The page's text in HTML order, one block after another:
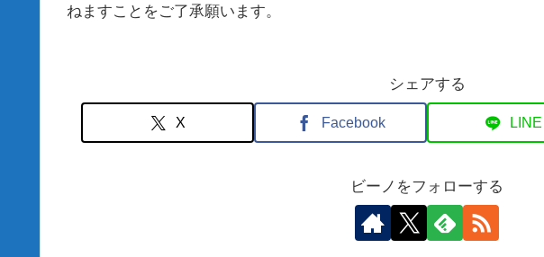
ねますことをご了承願います。
シェアする
X Facebook LINE
ビーノをフォローする